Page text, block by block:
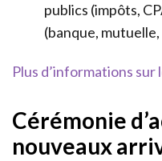
publics (impôts,
(banque,
Plus d’informations sur
Cérémonie
nouveaux